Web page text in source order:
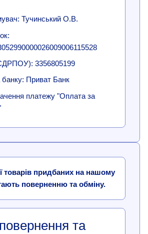
Тучинський О.В.
3356805199
банку: Приват Банк
платежу "Оплата за
товарів придбаних на нашому
поверненню та обміну.
та